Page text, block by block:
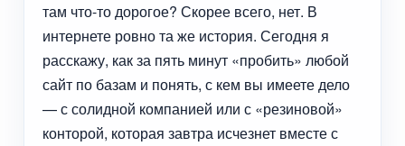
там что-то дорогое? Скорее всего, нет. В
интернете ровно та же история. Сегодня я
расскажу, как за пять минут «пробить» любой
сайт по базам и понять, с кем вы имеете дело
— с солидной компанией или с «резиновой»
конторой, которая завтра исчезнет вместе с